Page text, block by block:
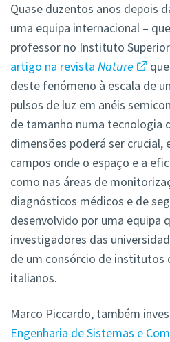
Quase duzentos anos depois
uma equipa internacional –
professor no Instituto
artigo na revista Nature
que
deste fenómeno à escala de
pulsos de luz em anéis
de tamanho numa tecnologia
dimensões poderá ser crucial,
campos onde o espaço e a
como nas áreas de
diagnósticos médicos e de
desenvolvido por uma equipa
investigadores das
de um consórcio de institutos
italianos.
Marco Piccardo, também
Engenharia de Sistemas e